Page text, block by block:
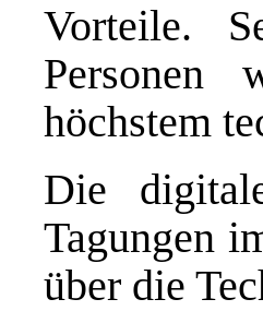
Vorteile.
höchstem
Die
Tagungen
über die